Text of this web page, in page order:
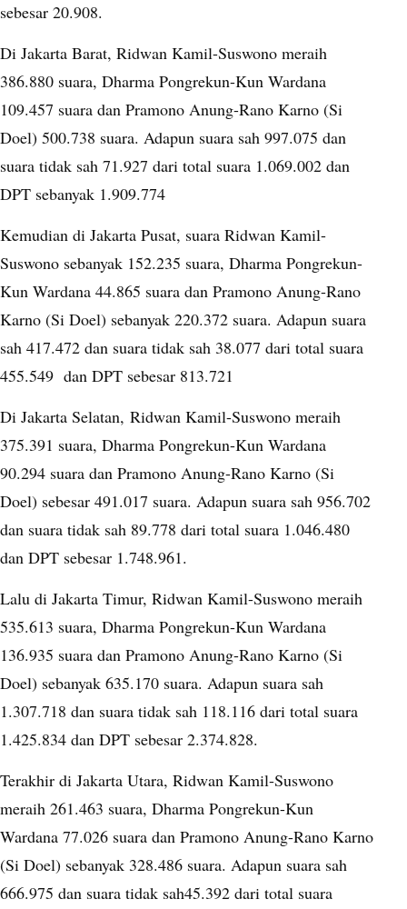
sebesar 20.908.
Di Jakarta Barat, Ridwan Kamil-Suswono meraih
386.880 suara, Dharma Pongrekun-Kun Wardana
109.457 suara dan Pramono Anung-Rano Karno (Si
Doel) 500.738 suara. Adapun suara sah 997.075 dan
suara tidak sah 71.927 dari total suara 1.069.002 dan
DPT sebanyak 1.909.774
Kemudian di Jakarta Pusat, suara Ridwan Kamil-
Suswono sebanyak 152.235 suara, Dharma Pongrekun-
Kun Wardana 44.865 suara dan Pramono Anung-Rano
Karno (Si Doel) sebanyak 220.372 suara. Adapun suara
sah 417.472 dan suara tidak sah 38.077 dari total suara
455.549 dan DPT sebesar 813.721
Di Jakarta Selatan, Ridwan Kamil-Suswono meraih
375.391 suara, Dharma Pongrekun-Kun Wardana
90.294 suara dan Pramono Anung-Rano Karno (Si
Doel) sebesar 491.017 suara. Adapun suara sah 956.702
dan suara tidak sah 89.778 dari total suara 1.046.480
dan DPT sebesar 1.748.961.
Lalu di Jakarta Timur, Ridwan Kamil-Suswono meraih
535.613 suara, Dharma Pongrekun-Kun Wardana
136.935 suara dan Pramono Anung-Rano Karno (Si
Doel) sebanyak 635.170 suara. Adapun suara sah
1.307.718 dan suara tidak sah 118.116 dari total suara
1.425.834 dan DPT sebesar 2.374.828.
Terakhir di Jakarta Utara, Ridwan Kamil-Suswono
meraih 261.463 suara, Dharma Pongrekun-Kun
Wardana 77.026 suara dan Pramono Anung-Rano Karno
(Si Doel) sebanyak 328.486 suara. Adapun suara sah
666.975 dan suara tidak sah45.392 dari total suara